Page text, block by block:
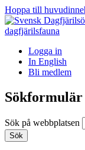
Hoppa till
Logga in
In English
Bli medlem
Sökformulär
Sök på webbplatsen